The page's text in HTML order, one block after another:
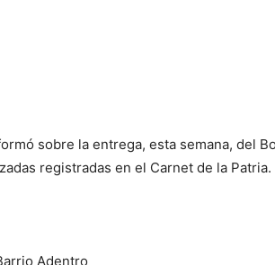
sobre la entrega, esta semana, del
registradas en el Carnet de la Patria.